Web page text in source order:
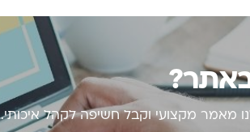
מאמר מקצועי וקבל חשיפה לקהל איכותי.